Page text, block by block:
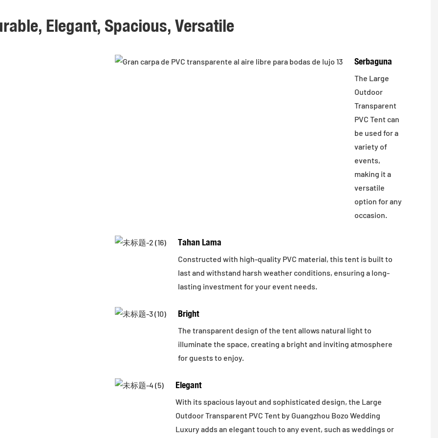
Elegant, Spacious, Versatile
Serbaguna
The Large
Outdoor
Transparent
PVC Tent can
be used for a
variety of
events,
making it a
versatile
option for any
occasion.
Tahan Lama
Constructed with high-quality PVC material, this tent is built to
last and withstand harsh weather conditions, ensuring a long-
lasting investment for your event needs.
Bright
The transparent design of the tent allows natural light to
illuminate the space, creating a bright and inviting atmosphere
for guests to enjoy.
Elegant
With its spacious layout and sophisticated design, the Large
Outdoor Transparent PVC Tent by Guangzhou Bozo Wedding
Luxury adds an elegant touch to any event, such as weddings or